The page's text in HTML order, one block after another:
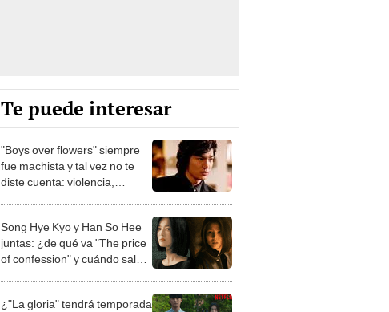
Te puede interesar
"Boys over flowers" siempre
fue machista y tal vez no te
diste cuenta: violencia,
Song Hye Kyo y Han So Hee
juntas: ¿de qué va "The price
of confession" y cuándo sale
¿"La gloria" tendrá temporada